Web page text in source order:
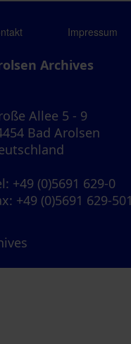
Impressum
Archives
Allee 5 - 9
Bad Arolsen
: +49 (0)5691 629-0
: +49 (0)5691 629-